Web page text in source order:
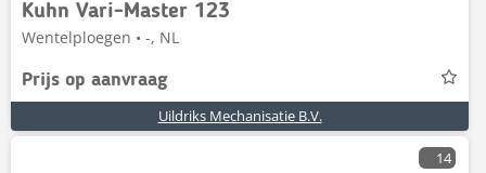
Kuhn Vari-Master 123
Wentelploegen • -, NL
Prijs op aanvraag
Uildriks Mechanisatie B.V.
14